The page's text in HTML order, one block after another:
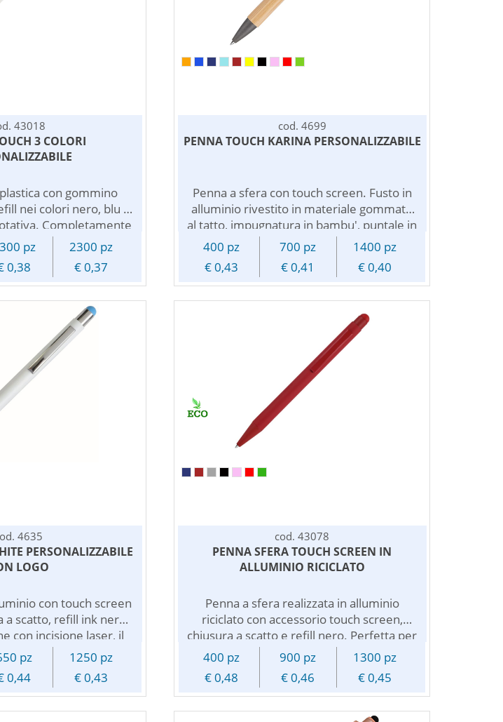
43018
3 COLORI
con gommino
nei colori nero, blu e
Completamente
colorato.
con logo pubblicitario.
pz
2300 pz
0,38 € 0,37
cod. 4699
PENNA TOUCH KARINA PERSONALIZZABILE
Penna a sfera con touch screen. Fusto in
alluminio rivestito in materiale gommato
al tatto, impugnatura in bambu', puntale in
plastica e clip in metallo. Chiusura a
scatto, refill nero. Personalizzazione con
incisione laser, il logo inciso sara' di colore
silver.
400 pz 700 pz
1400 pz
€ 0,43
€ 0,41 € 0,40
4635
PERSONALIZZABILE
LOGO
con touch screen
a scatto, refill ink nero.
con incisione laser, il
screen.
pz
1250 pz
0,44 € 0,43
cod. 43078
PENNA SFERA TOUCH SCREEN IN
ALLUMINIO RICICLATO
Penna a sfera realizzata in alluminio
riciclato con accessorio touch screen,
chiusura a scatto e refill nero. Perfetta per
chi cerca uno strumento di scrittura che
permette di utilizzare dispositivi touch
screen. Il fusto in alluminio riciclato e',
inoltre, rivestito in materiale gommato
piacevole al tatto. Disponibile in vari
400 pz 900 pz
1300 pz
€ 0,48
€ 0,46 € 0,45